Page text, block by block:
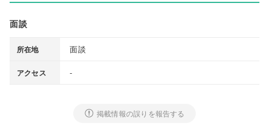
面談
所在地 面談
アクセス -
掲載情報の誤りを報告する